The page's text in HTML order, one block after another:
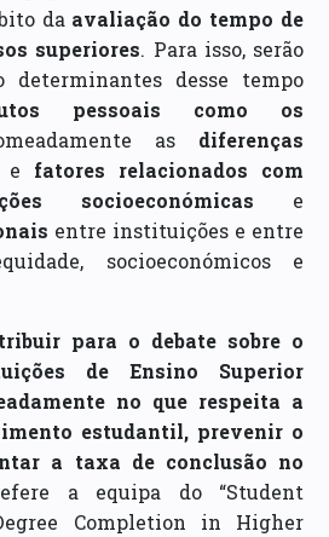
da avaliação do tempo de
superiores. Para isso, serão
determinantes desse tempo
pessoais como os
as diferenças
e fatores relacionados com
socioeconómicas e
entre instituições e entre
socioeconómicos e
para o debate sobre o
de Ensino Superior
no que respeita a
estudantil, prevenir o
a taxa de conclusão no
a equipa do “Student
Completion in Higher